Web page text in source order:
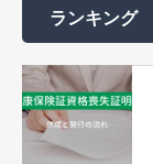
ランキング